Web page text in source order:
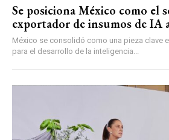
Se posiciona México como el
exportador de insumos de IA
México se consolidó como una pieza clave
para el desarrollo de la inteligencia...